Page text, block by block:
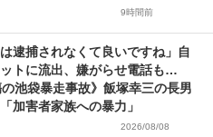
9時間前
は逮捕されなくて良いですね」自
トに流出、嫌がらせ電話も…
の池袋暴走事故》飯塚幸三の長男
加害者家族への暴力」
2026/08/08